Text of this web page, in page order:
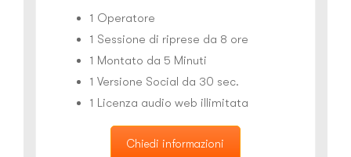
1 Operatore
1 Sessione di riprese da 8 ore
1 Montato da 5 Minuti
1 Versione Social da 30 sec.
1 Licenza audio web illimitata
Chiedi informazioni